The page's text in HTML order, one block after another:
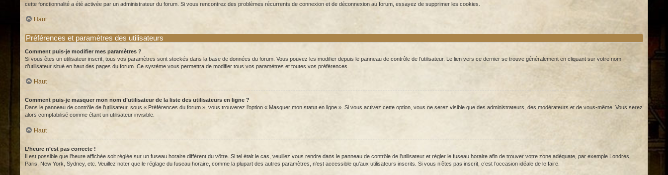
cette fonctionnalité a été activée par un administrateur du forum. Si vous rencontrez des problèmes récurrents de connexion et de déconnexion au forum, essayez de supprimer les cookies.
Haut
Préférences et paramètres des utilisateurs
Comment puis-je modifier mes paramètres ?
Si vous êtes un utilisateur inscrit, tous vos paramètres sont stockés dans la base de données du forum. Vous pouvez les modifier depuis le panneau de contrôle de l’utilisateur. Le lien vers ce dernier se trouve généralement en cliquant sur votre nom
d’utilisateur situé en haut des pages du forum. Ce système vous permettra de modifier tous vos paramètres et toutes vos préférences.
Haut
Comment puis-je masquer mon nom d’utilisateur de la liste des utilisateurs en ligne ?
Dans le panneau de contrôle de l’utilisateur, sous « Préférences du forum », vous trouverez l’option « Masquer mon statut en ligne ». Si vous activez cette option, vous ne serez visible que des administrateurs, des modérateurs et de vous-même. Vous serez
alors comptabilisé comme étant un utilisateur invisible.
Haut
L’heure n’est pas correcte !
Il est possible que l’heure affichée soit réglée sur un fuseau horaire différent du vôtre. Si tel était le cas, veuillez vous rendre dans le panneau de contrôle de l’utilisateur et régler le fuseau horaire afin de trouver votre zone adéquate, par exemple Londres,
Paris, New York, Sydney, etc. Veuillez noter que le réglage du fuseau horaire, comme la plupart des autres paramètres, n’est accessible qu’aux utilisateurs inscrits. Si vous n’êtes pas inscrit, c’est l’occasion idéale de le faire.